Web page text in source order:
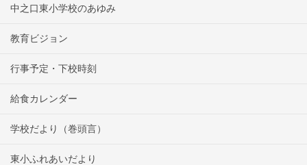
中之口東小学校のあゆみ
教育ビジョン
行事予定・下校時刻
給食カレンダー
学校だより（巻頭言）
東小ふれあいだより